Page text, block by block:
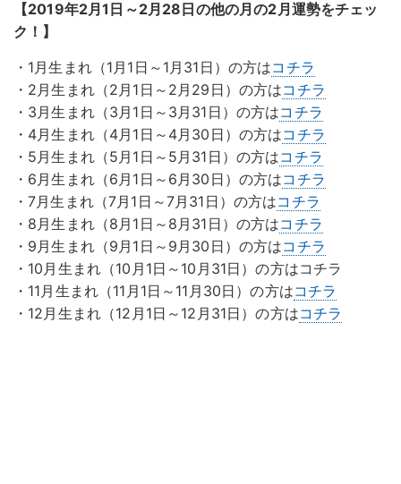
【2019年2月1日～2月28日の他の月の2月運勢をチェッ
ク！】
・1月生まれ（1月1日～1月31日）の方はコチラ
・2月生まれ（2月1日～2月29日）の方はコチラ
・3月生まれ（3月1日～3月31日）の方はコチラ
・4月生まれ（4月1日～4月30日）の方はコチラ
・5月生まれ（5月1日～5月31日）の方はコチラ
・6月生まれ（6月1日～6月30日）の方はコチラ
・7月生まれ（7月1日～7月31日）の方はコチラ
・8月生まれ（8月1日～8月31日）の方はコチラ
・9月生まれ（9月1日～9月30日）の方はコチラ
・10月生まれ（10月1日～10月31日）の方はコチラ
・11月生まれ（11月1日～11月30日）の方はコチラ
・12月生まれ（12月1日～12月31日）の方はコチラ